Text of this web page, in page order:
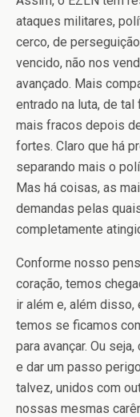
ataques militares,
cerco, de
vencido, não nos
avançado. Mais
entrado na luta, de
mais fracos depois
fortes. Claro que há
separando mais o
Mas há coisas, as
demandas pelas
completamente
Conforme nosso
coração, temos
ir além e, além
temos se ficamos
para avançar. Ou
e dar um passo
talvez, unidos com
nossas mesmas